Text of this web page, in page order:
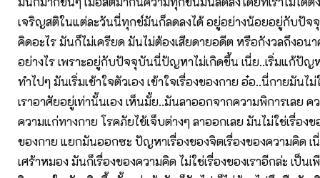
เจริญสติในแต่ละวันนี่ทุกข์มันก็ลดลงได้ อยู่อย่างน้อยอยู่กับปัจ
คิดอะไร มันก็ไม่เครียด มันไม่ต้องเสียดายอดีต หรือกังวลถึงอน
อย่างไร เพราะอยู่กับปัจจุบันนี่ปัญหาไม่เกิดขึ้น เนี่ย..เริ่มแก้ปัญห
ทำไปๆ มันเริ่มเข้าใจตัวเอง เข้าใจเรื่องของกาย อ๋อ..นี่กายมันไ
เราอาศัยอยู่เท่านั้นเอง เห็นมั้ย..มันลาออกจากความพิการเลย ค
ความแก่ทางกาย โรคภัยไข้เจ็บต่างๆ ลาออกเลย มันไม่ใช่เรื่องขอ
ของกาย แยกมันออกซะ ปัญหาเรื่องของจิตเรื่องของความคิด เ
เศร้าหมอง มันก็เรื่องของความคิด ไม่ใช่เรื่องของเราอีกล่ะ เป็น